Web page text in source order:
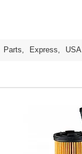
Parts, Express, USA